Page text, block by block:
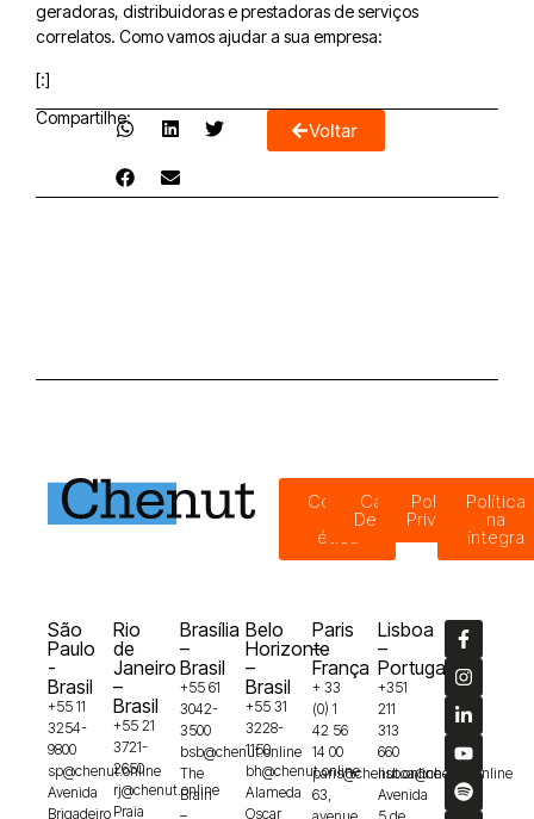
geradoras, distribuidoras e prestadoras de serviços
correlatos. Como vamos ajudar a sua empresa:
[:]
Compartilhe:
Voltar
Código
ética
Canal de
Denúncias
Política de
Privacidade
Política
na
íntegra
São
Paulo
-
Brasil
+55 11
3254-
9800
sp@chenut.online
Avenida
Brigadeiro
Rio
de
Janeiro
–
Brasil
+55 21
3721-
2650
rj@chenut.online
Praia
Brasília
–
Brasil
+55 61
3042-
3500
bsb@chenut.online
The
Brain
Belo
Horizonte
–
Brasil
+55 31
3228-
1150
bh@chenut.online
Alameda
Oscar
Paris
–
França
+ 33
(0) 1
42 56
14 00
paris@chenut.online
63,
Lisboa
–
Portugal
+351
211
313
660
lisboa@chenut.online
Avenida